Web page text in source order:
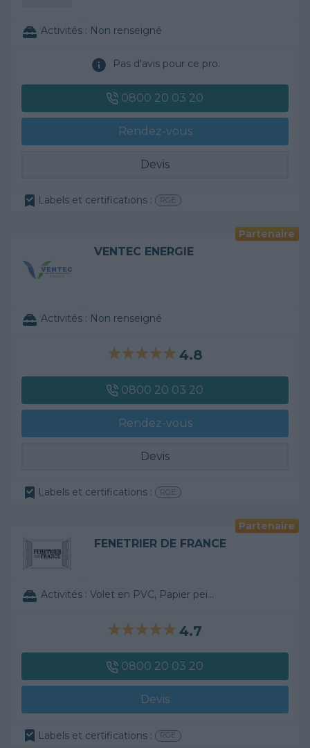
Activités : Non renseigné
Pas d'avis pour ce pro.
0800 20 03 20
Rendez-vous
Devis
Labels et certifications : RGE
Partenaire
VENTEC ENERGIE
Activités : Non renseigné
4.8
0800 20 03 20
Rendez-vous
Devis
Labels et certifications : RGE
Partenaire
FENETRIER DE FRANCE
Activités : Volet en PVC, Papier peint, ...
4.7
0800 20 03 20
Devis
Labels et certifications : RGE